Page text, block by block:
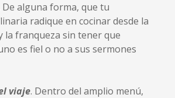
De alguna forma, que tu
radique en cocinar desde la
la franqueza sin tener que
es fiel o no a sus sermones
viaje. Dentro del amplio menú,